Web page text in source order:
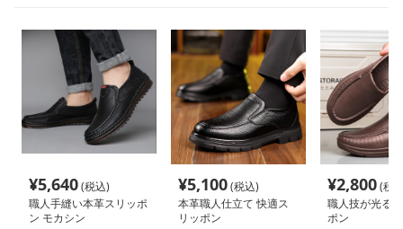
¥5,640(税込)
職人手縫い本革スリッポ
ン モカシン
¥5,100(税込)
本革職人仕立て 快適ス
リッポン
¥2,800(税
職人技が光る
ポン